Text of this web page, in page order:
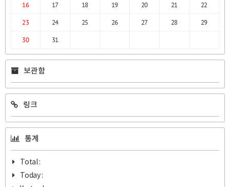
16
17 18 19 20 21
22
23
24 25 26 27 28
29
30
31
보관함
링크
통계
Total :
Today :